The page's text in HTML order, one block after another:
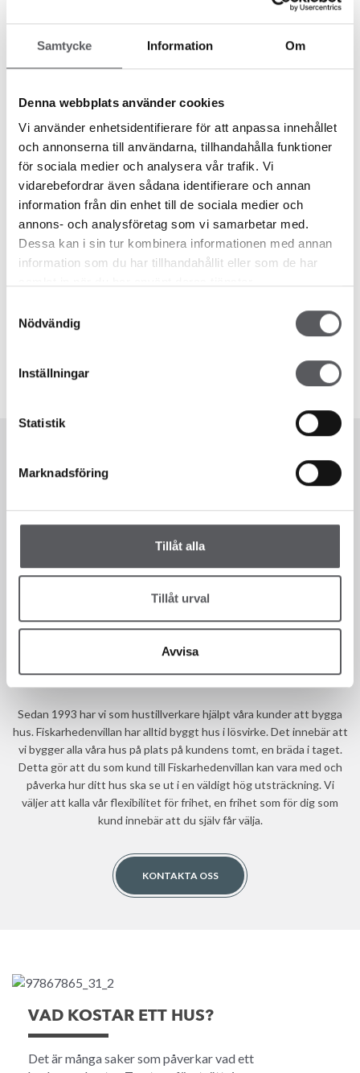
Samtycke Information Om
Denna webbplats använder cookies
Vi använder enhetsidentifierare för att anpassa innehållet
och annonserna till användarna, tillhandahålla funktioner
för sociala medier och analysera vår trafik. Vi
vidarebefordrar även sådana identifierare och annan
information från din enhet till de sociala medier och
annons- och analysföretag som vi samarbetar med.
Dessa kan i sin tur kombinera informationen med annan
information som du har tillhandahållit eller som de har
Nödvändig
Inställningar
Statistik
Marknadsföring
Tillåt alla
Tillåt urval
Avvisa
HUS 462 HUS 37
HUS 35
170m²
HUS 26
213.2m²
225m²
Vi finns här för dig!
Sedan 1993 har vi som hustillverkare hjälpt våra kunder att bygga
hus. Fiskarhedenvillan har alltid byggt hus i lösvirke. Det innebär att
vi bygger alla våra hus på plats på kundens tomt, en bräda i taget.
Detta gör att du som kund till Fiskarhedenvillan kan vara med och
påverka hur ditt hus ska se ut i en väldigt hög utsträckning. Vi
väljer att kalla vår flexibilitet för frihet, en frihet som för dig som
kund innebär att du själv får välja.
KONTAKTA OSS
VAD KOSTAR ETT HUS?
Det är många saker som påverkar vad ett